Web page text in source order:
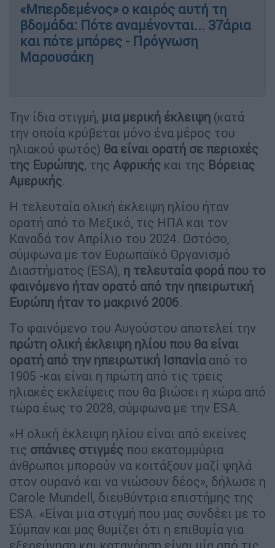
«Μπερδεμένος» ο καιρός αυτή τη
βδομάδα: Πότε αναμένονται... 37άρια
και πότε μπόρες - Πρόγνωση
Μαρουσάκη
Την ίδια στιγμή, μια μερική έκλειψη (κατά
την οποία κρύβεται μόνο ένα μέρος του
ηλιακού φωτός) θα είναι ορατή σε περιοχές
της Ευρώπης, της Αφρικής και της Βόρειας
Αμερικής.
Η τελευταία ολική έκλειψη ηλίου ήταν
ορατή από το Μεξικό, τις ΗΠΑ και τον
Καναδά τον Απρίλιο του 2024. Ωστόσο,
σύμφωνα με τον Ευρωπαϊκό Οργανισμό
Διαστήματος (ESA), η τελευταία φορά που το
φαινόμενο ήταν ορατό από την ηπειρωτική
Ευρώπη ήταν το μακρινό 2006.
Το φαινόμενο του Αυγούστου αποτελεί την
πρώτη ολική έκλειψη ηλίου που θα είναι
ορατή από την ηπειρωτική Ισπανίααπό το
1905 -και είναι η πρώτη από τις τρεις
ηλιακές εκλείψεις που θα βιώσει η χώρα από
τώρα έως το 2028, σύμφωνα με την ESA.
«Η ολική έκλειψη ηλίου είναι από εκείνες
τις σπάνιες στιγμές που εκατομμύρια
άνθρωποι μπορούν να κοιτάξουν μαζί ψηλά
στον ουρανό και να νιώσουν δέος», δήλωσε η
Carole Mundell, διευθύντρια επιστήμης της
ESA. «Είναι μια στιγμή που μας συνδέει με το
Σύμπαν και μας θυμίζει ότι η επιθυμία για